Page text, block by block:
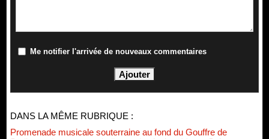
Me notifier l'arrivée de nouveaux commentaires
DANS LA MÊME RUBRIQUE :
Promenade musicale souterraine au fond du Gouffre de